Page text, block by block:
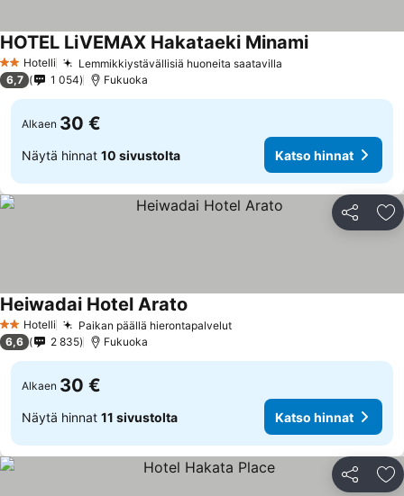
2 Tähtiluokitus
Hotelli Lemmikkiystävällisiä huoneita saatavilla
HOTEL LiVEMAX Hakataeki Minami
6,7 1 054 Fukuoka
Alkaen 30 €
Näytä hinnat 10 sivustolta Katso hinnat
Jaa
2 Tähtiluokitus
Hotelli Paikan päällä hierontapalvelut
Heiwadai Hotel Arato
6,6 2 835 Fukuoka
Alkaen 30 €
Näytä hinnat 11 sivustolta Katso hinnat
Jaa